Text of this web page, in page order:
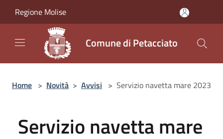
Regione Molise
Comune di Petacciato
Home > Novità > Avvisi > Servizio navetta mare 2023
Servizio navetta mare